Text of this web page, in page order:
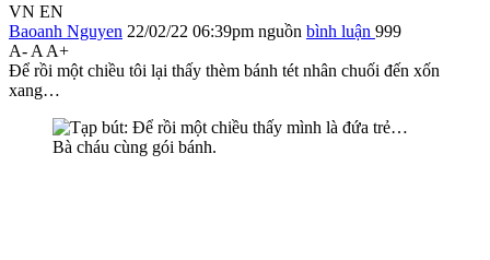
VN EN
Baoanh Nguyen 22/02/22 06:39pm nguồn bình luận 999
A- A A+
Để rồi một chiều tôi lại thấy thèm bánh tét nhân chuối đến xốn
xang…
Bà cháu cùng gói bánh.